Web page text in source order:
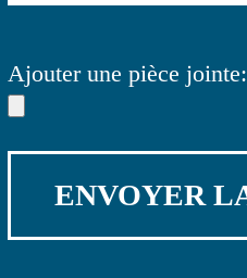
Ajouter une pièce jointe: